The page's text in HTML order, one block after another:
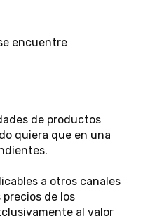
encuentre
de productos
quiera que en una
a otros canales
de los
al valor